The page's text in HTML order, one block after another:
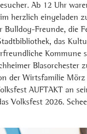
Ab 12 Uhr
herzlich eingeladen
Bulldog-Freunde, die
das
Blasorchester
der Wirtsfamilie
AUFTAKT an
Volksfest 2026.